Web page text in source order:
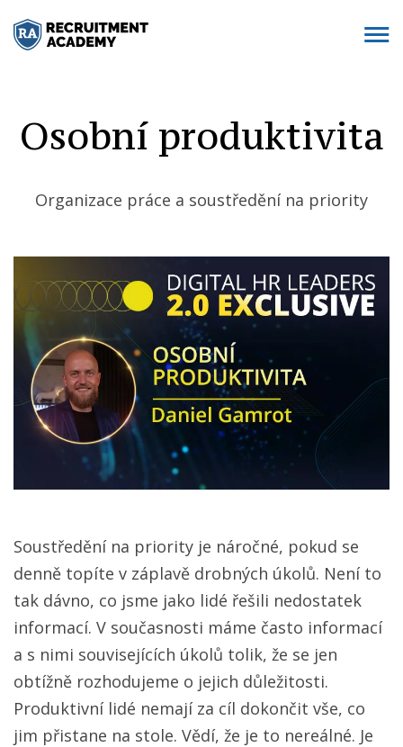
Osobní produktivita
Organizace práce a soustředění na priority
Soustředění na priority je náročné, pokud se
denně topíte v záplavě drobných úkolů. Není to
tak dávno, co jsme jako lidé řešili nedostatek
informací. V současnosti máme často informací
a s nimi souvisejících úkolů tolik, že se jen
obtížně rozhodujeme o jejich důležitosti.
Produktivní lidé nemají za cíl dokončit vše, co
jim přistane na stole. Vědí, že je to nereálné. Je